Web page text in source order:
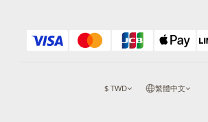
$ TWD 繁體中文